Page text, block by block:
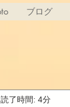
ブログ
読了時間: 4分